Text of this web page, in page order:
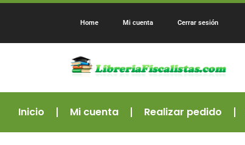
Home Mi cuenta Cerrar sesión
Inicio Mi cuenta Realizar pedido